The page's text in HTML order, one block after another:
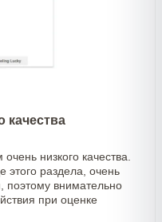
качества
низкого качества.
раздела, очень
поэтому внимательно
при оценке